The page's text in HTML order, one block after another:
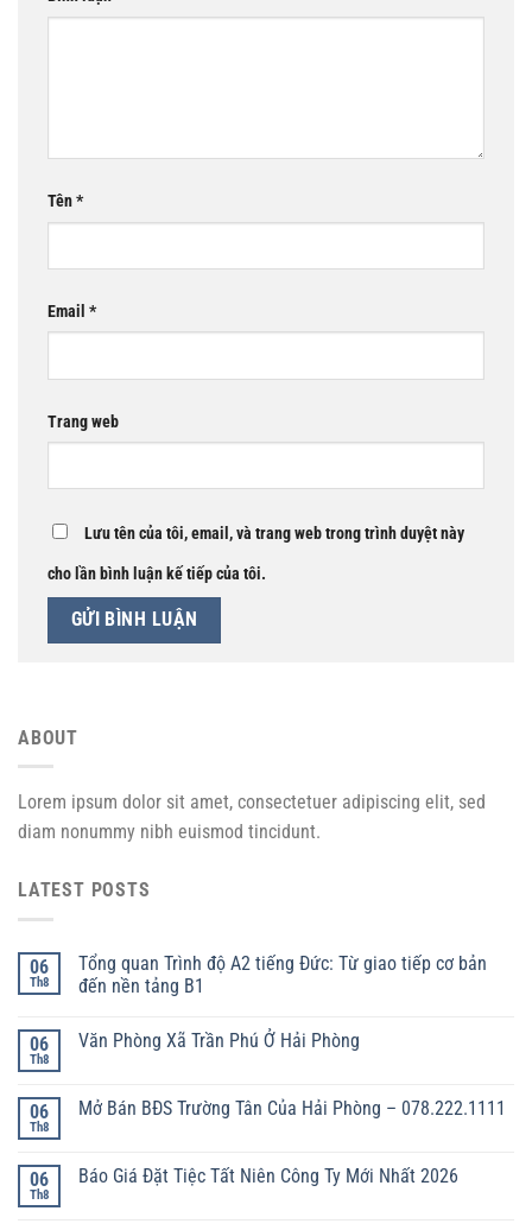
Tên*
Email *
Trang web
Lưu tên của tôi, email, và trang web trong trình duyệt này
cho lần bình luận kế tiếp của tôi.
ABOUT
Lorem ipsum dolor sit amet, consectetuer adipiscing elit, sed
diam nonummy nibh euismod tincidunt.
LATEST POSTS
06
Th8
Tổng quan Trình độ A2 tiếng Đức: Từ giao tiếp cơ bản
đến nền tảng B1
06
Th8
Văn Phòng Xã Trần Phú Ở Hải Phòng
06
Th8
Mở Bán BĐS Trường Tân Của Hải Phòng – 078.222.1111
06
Th8
Báo Giá Đặt Tiệc Tất Niên Công Ty Mới Nhất 2026